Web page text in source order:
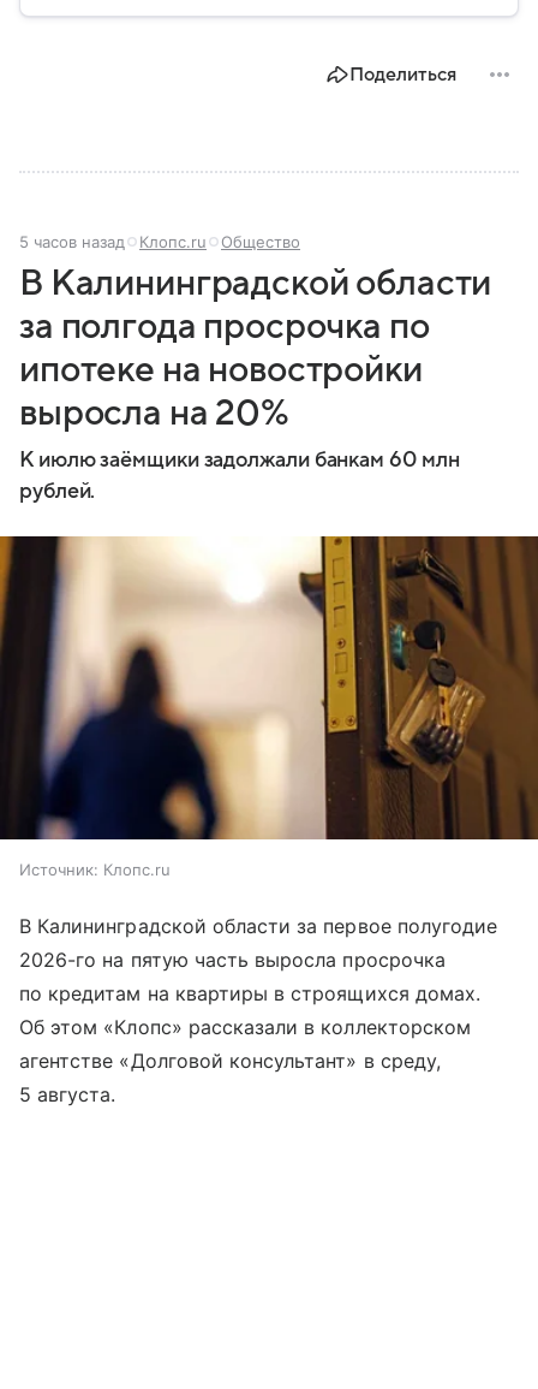
Поделиться
5 часов назад Клопс.ru Общество
В Калининградской области
за полгода просрочка по
ипотеке на новостройки
выросла на 20%
К июлю заёмщики задолжали банкам 60 млн
рублей.
Источник: Клопс.ru
В Калининградской области за первое полугодие
2026-го на пятую часть выросла просрочка
по кредитам на квартиры в строящихся домах.
Об этом «Клопс» рассказали в коллекторском
агентстве «Долговой консультант» в среду,
5 августа.